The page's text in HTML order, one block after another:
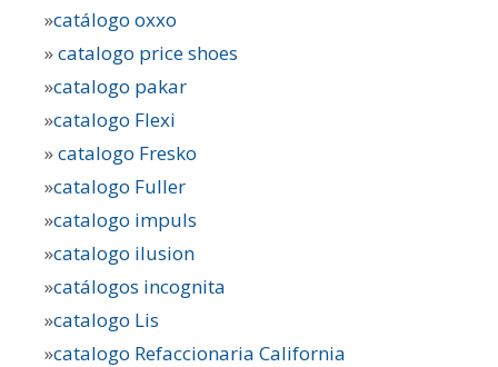
»catálogo oxxo
»catalogo price shoes
»catalogo pakar
»catalogo Flexi
»catalogo Fresko
»catalogo Fuller
»catalogo impuls
»catalogo ilusion
»catálogos incognita
»catalogo Lis
»catalogo Refaccionaria California